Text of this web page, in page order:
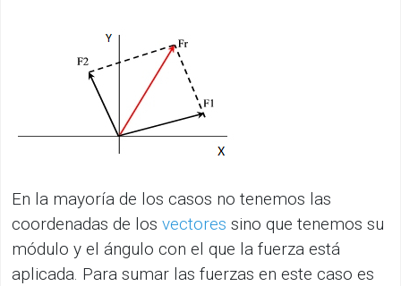
En la mayoría de los casos no tenemos las
coordenadas de los vectores sino que tenemos su
módulo y el ángulo con el que la fuerza está
aplicada. Para sumar las fuerzas en este caso es